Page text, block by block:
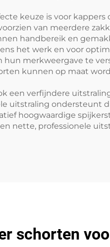
keuze is voor
van meerdere
handbereik en
het werk en voor
merkweergave te
kunnen op maat
een verfijndere
uitstraling ondersteunt
hoogwaardige
nette, professionele
schorten